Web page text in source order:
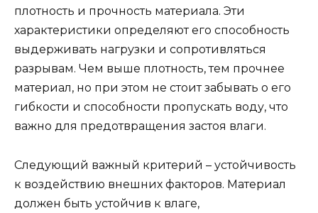
плотность и прочность материала. Эти
характеристики определяют его способность
выдерживать нагрузки и сопротивляться
разрывам. Чем выше плотность, тем прочнее
материал, но при этом не стоит забывать о его
гибкости и способности пропускать воду, что
важно для предотвращения застоя влаги.
Следующий важный критерий – устойчивость
к воздействию внешних факторов. Материал
должен быть устойчив к влаге,